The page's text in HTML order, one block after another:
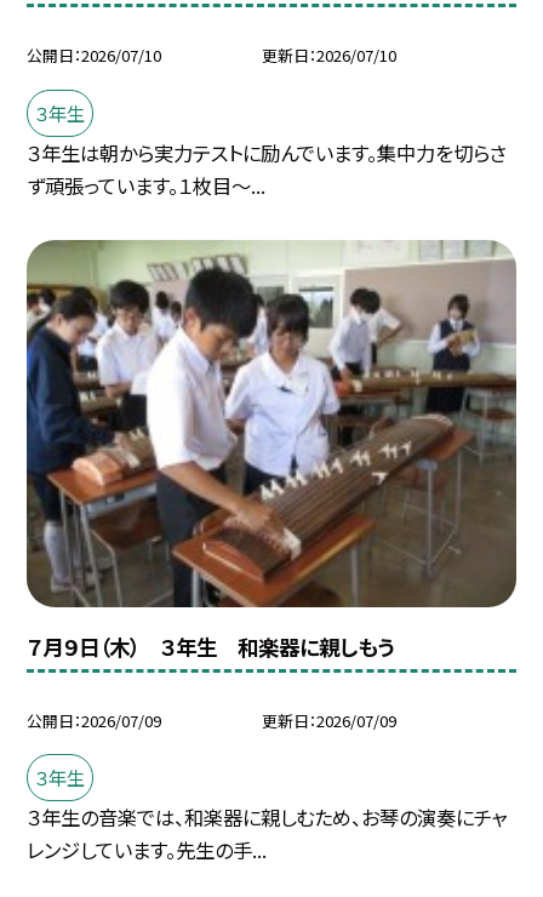
公開日 2026/07/10 更新日 2026/07/10
３年生
３年生は朝から実力テストに励んでいます。集中力を切らさ
ず頑張っています。１枚目～...
７月９日（木） ３年生 和楽器に親しもう
公開日 2026/07/09 更新日 2026/07/09
３年生
３年生の音楽では、和楽器に親しむため、お琴の演奏にチャ
レンジしています。先生の手...